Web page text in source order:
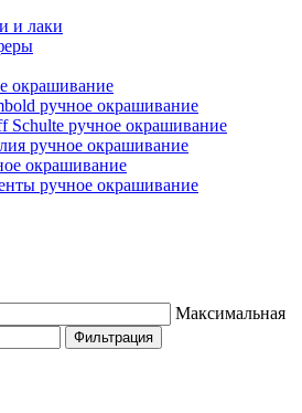
и лаки
окрашивание
ручное окрашивание
Schulte ручное окрашивание
ручное окрашивание
окрашивание
ручное окрашивание
Максимальная
Фильтрация